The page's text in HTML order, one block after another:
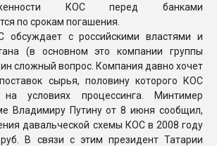
КОС перед банками
по срокам погашения.
обсуждает с российскими властями и
(в основном это компании группы
сложный вопрос. Компания давно хочет
сырья, половину которого КОС
на условиях процессинга. Минтимер
Владимиру Путину от 8 июня сообщил,
давальческой схемы КОС в 2008 году
В связи с этим президент Татарии